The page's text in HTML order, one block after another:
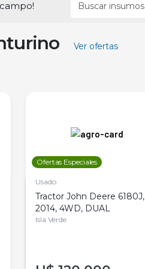
Ver ofertas
Ofertas Especiales
Usado
Tractor John Deere 6180J,
2014, 4WD, DUAL
Isla Verde